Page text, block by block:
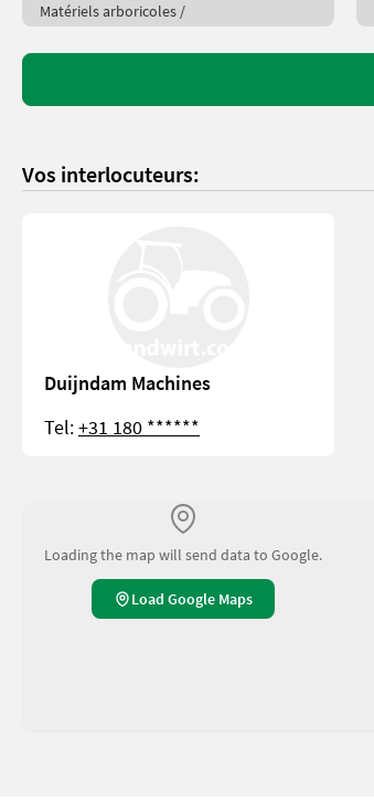
Matériels arboricoles /
Vos interlocuteurs:
Duijndam Machines
Tel:+31 180 ******
Loading the map will send data to Google.
Load Google Maps